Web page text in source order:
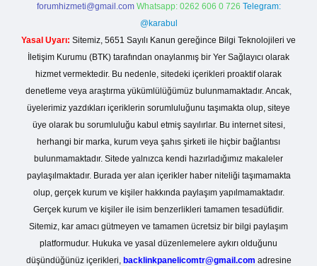
forumhizmeti@gmail.com Whatsapp: 0262 606 0 726 Telegram:
@karabul
Yasal Uyarı: Sitemiz, 5651 Sayılı Kanun gereğince Bilgi Teknolojileri ve
İletişim Kurumu (BTK) tarafından onaylanmış bir Yer Sağlayıcı olarak
hizmet vermektedir. Bu nedenle, sitedeki içerikleri proaktif olarak
denetleme veya araştırma yükümlülüğümüz bulunmamaktadır. Ancak,
üyelerimiz yazdıkları içeriklerin sorumluluğunu taşımakta olup, siteye
üye olarak bu sorumluluğu kabul etmiş sayılırlar. Bu internet sitesi,
herhangi bir marka, kurum veya şahıs şirketi ile hiçbir bağlantısı
bulunmamaktadır. Sitede yalnızca kendi hazırladığımız makaleler
paylaşılmaktadır. Burada yer alan içerikler haber niteliği taşımamakta
olup, gerçek kurum ve kişiler hakkında paylaşım yapılmamaktadır.
Gerçek kurum ve kişiler ile isim benzerlikleri tamamen tesadüfidir.
Sitemiz, kar amacı gütmeyen ve tamamen ücretsiz bir bilgi paylaşım
platformudur. Hukuka ve yasal düzenlemelere aykırı olduğunu
düşündüğünüz içerikleri, backlinkpanelicomtr@gmail.com adresine